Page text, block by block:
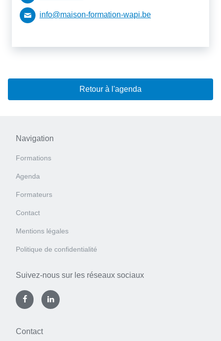
info@maison-formation-wapi.be
Retour à l'agenda
Navigation
Formations
Agenda
Formateurs
Contact
Mentions légales
Politique de confidentialité
Suivez-nous sur les réseaux sociaux
Contact